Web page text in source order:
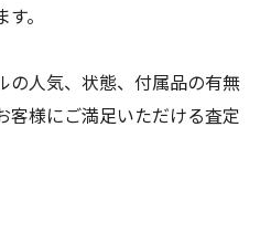
。
の人気、状態、付属品の有無
客様にご満足いただける査定